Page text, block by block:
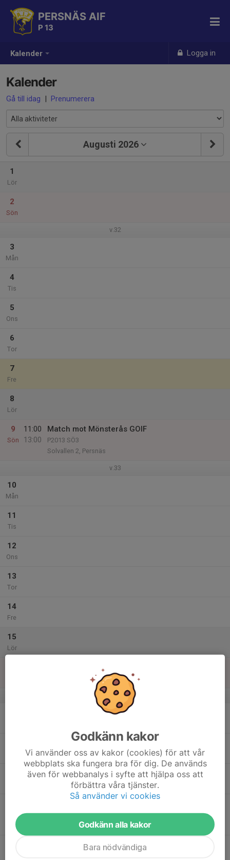
Kalender Logga in
PERSNÄS AIF
P 13
Kalender
Gå till idag | Prenumerera
Augusti 2026
1
Lör
2
Sön
v.32
3
Mån
4
Tis
5
Ons
6
Tor
7
Fre
8
Lör
9
Sön
11:00
13:00
Match mot Mönsterås GOIF
P2013 SÖ3
Solvallen 2, Persnäs
v.33
10
Mån
11
Tis
12
Ons
13
Tor
14
Fre
15
Lör
v.34
20:00
P2013 SÖ3
Åkrahälls IP 2, Nybro
Godkänn kakor
Vi använder oss av kakor (cookies) för att vår
webbplats ska fungera bra för dig. De används
även för webbanalys i syfte att hjälpa oss att
förbättra våra tjänster.
Så använder vi cookies
Godkänn alla kakor
Bara nödvändiga